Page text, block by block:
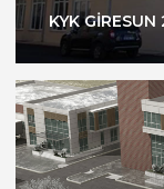
KYK GİRESUN